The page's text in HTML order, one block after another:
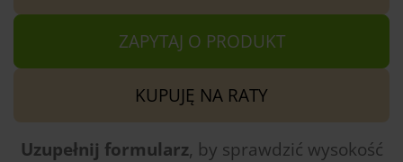
ZAPYTAJ O PRODUKT
KUPUJĘ NA RATY
Uzupełnij formularz, by sprawdzić wysokość